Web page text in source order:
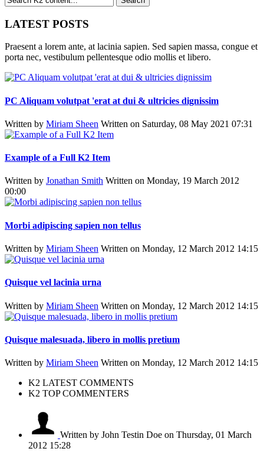
LATEST POSTS
Praesent a lorem ante, at lacinia sapien. Sed sapien massa, congue et
porta nec, vestibulum pellentesque odio mollis et libero.
PC Aliquam volutpat 'erat at dui & ultricies dignissim
Written by Miriam Sheen Written on Saturday, 08 May 2021 07:31
Example of a Full K2 Item
Written by Jonathan Smith Written on Monday, 19 March 2012
00:00
Morbi adipiscing sapien non tellus
Written by Miriam Sheen Written on Monday, 12 March 2012 14:15
Quisque vel lacinia urna
Written by Miriam Sheen Written on Monday, 12 March 2012 14:15
Quisque malesuada, libero in mollis pretium
Written by Miriam Sheen Written on Monday, 12 March 2012 14:15
K2 LATEST COMMENTS
K2 TOP COMMENTERS
Written by John Testin Doe on Thursday, 01 March
2012 15:28